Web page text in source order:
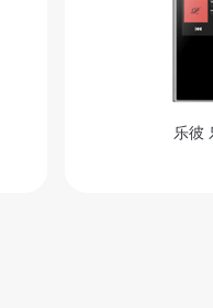
乐彼